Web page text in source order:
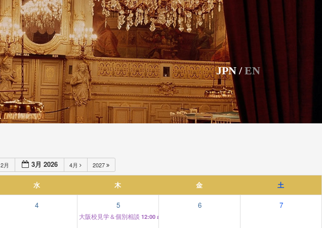
JPN / EN
2月 3月 2026 4月 2027
水 木 金 土
4 5
大阪校見学＆個別相談 12:00 am
6 7